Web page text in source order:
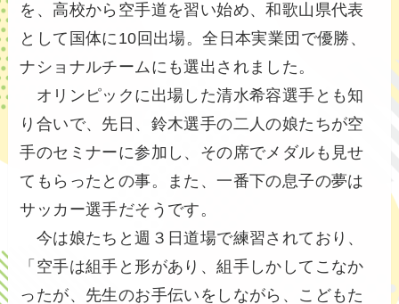
を、高校から空手道を習い始め、和歌山県代表
として国体に10回出場。全日本実業団で優勝、
ナショナルチームにも選出されました。
オリンピックに出場した清水希容選手とも知
り合いで、先日、鈴木選手の二人の娘たちが空
手のセミナーに参加し、その席でメダルも見せ
てもらったとの事。また、一番下の息子の夢は
サッカー選手だそうです。
今は娘たちと週３日道場で練習されており、
「空手は組手と形があり、組手しかしてこなか
ったが、先生のお手伝いをしながら、こどもた